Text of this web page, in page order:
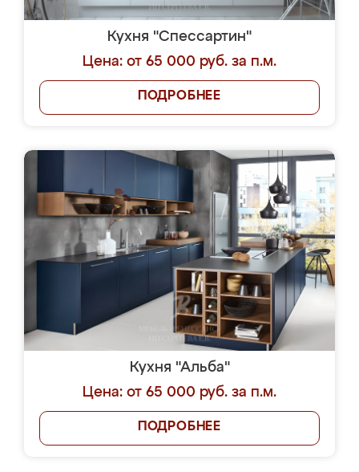
Кухня "Спессартин"
Цена: от 65 000 руб. за п.м.
ПОДРОБНЕЕ
Кухня "Альба"
Цена: от 65 000 руб. за п.м.
ПОДРОБНЕЕ